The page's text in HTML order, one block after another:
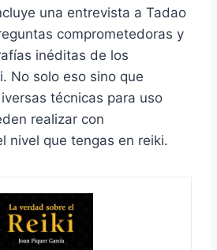
una entrevista a Tadao
comprometedoras y
inéditas de los
No solo eso sino que
técnicas para uso
realizar con
nivel que tengas en reiki.